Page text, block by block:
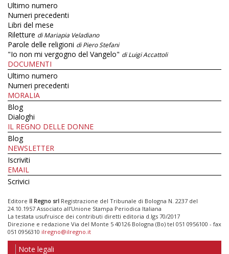
Ultimo numero
Numeri precedenti
Libri del mese
Riletture di Mariapia Veladiano
Parole delle religioni di Piero Stefani
"Io non mi vergogno del Vangelo" di Luigi Accattoli
DOCUMENTI
Ultimo numero
Numeri precedenti
MORALIA
Blog
Dialoghi
IL REGNO DELLE DONNE
Blog
NEWSLETTER
Iscriviti
EMAIL
Scrivici
Editore Il Regno srl Registrazione del Tribunale di Bologna N. 2237 del
24.10.1957 Associato all’Unione Stampa Periodica Italiana
La testata usufruisce dei contributi diretti editoria d.lgs 70/2017
Direzione e redazione Via del Monte 5 40126 Bologna (Bo) tel 051 0956100 - fax
051 0956310 ilregno@ilregno.it
Note legali